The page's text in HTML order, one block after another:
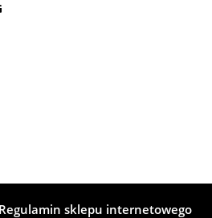
Regulamin sklepu internetowego